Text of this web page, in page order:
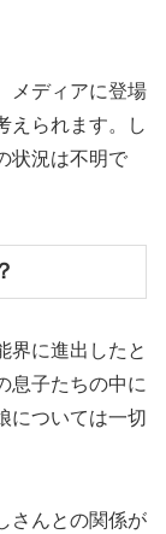
メディアに登場
えられます。し
状況は不明で
界に進出したと
息子たちの中に
については一切
さんとの関係が